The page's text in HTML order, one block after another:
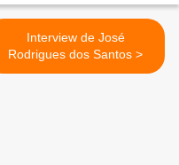
Interview de José
Rodrigues dos Santos >